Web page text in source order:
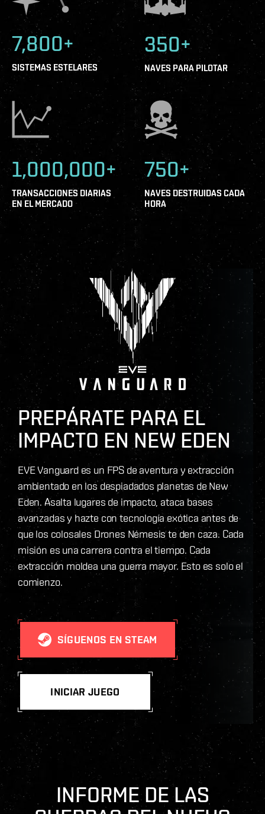
7,800+
SISTEMAS ESTELARES
350+
NAVES PARA PILOTAR
1,000,000+
TRANSACCIONES DIARIAS
EN EL MERCADO
750+
NAVES DESTRUIDAS CADA
HORA
PREPÁRATE PARA EL
IMPACTO EN NEW EDEN
EVE Vanguard es un FPS de aventura y extracción
ambientado en los despiadados planetas de New
Eden. Asalta lugares de impacto, ataca bases
avanzadas y hazte con tecnología exótica antes de
que los colosales Drones Némesis te den caza. Cada
misión es una carrera contra el tiempo. Cada
extracción moldea una guerra mayor. Esto es solo el
comienzo.
SÍGUENOS EN STEAM
INICIAR JUEGO
INFORME DE LAS